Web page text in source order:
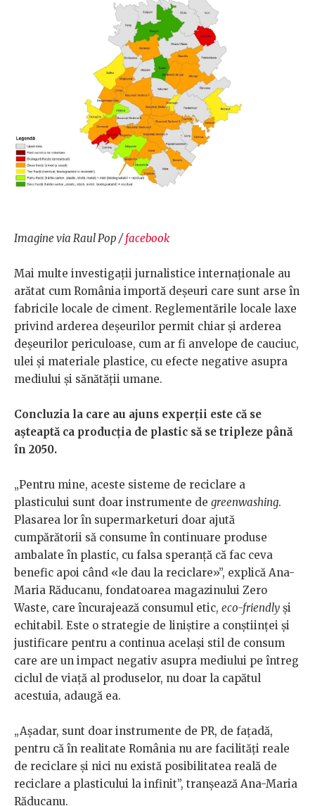
Imagine via Raul Pop /facebook
Mai multe investigații jurnalistice internaționale au
arătat cum România importă deșeuri care sunt arse în
fabricile locale de ciment. Reglementările locale laxe
privind arderea deșeurilor permit chiar și arderea
deșeurilor periculoase, cum ar fi anvelope de cauciuc,
ulei și materiale plastice, cu efecte negative asupra
mediului și sănătății umane.
Concluzia la care au ajuns experții este că se
așteaptă ca producția de plastic să se tripleze până
în 2050.
„Pentru mine, aceste sisteme de reciclare a
plasticului sunt doar instrumente de greenwashing.
Plasarea lor în supermarketuri doar ajută
cumpărătorii să consume în continuare produse
ambalate în plastic, cu falsa speranță că fac ceva
benefic apoi când «le dau la reciclare»”, explică Ana-
Maria Răducanu, fondatoarea magazinului Zero
Waste, care încurajează consumul etic, eco-friendly și
echitabil. Este o strategie de liniștire a conștiinței și
justificare pentru a continua același stil de consum
care are un impact negativ asupra mediului pe întreg
ciclul de viață al produselor, nu doar la capătul
acestuia, adaugă ea.
„Așadar, sunt doar instrumente de PR, de fațadă,
pentru că în realitate România nu are facilități reale
de reciclare și nici nu există posibilitatea reală de
reciclare a plasticului la infinit”, tranșează Ana-Maria
Răducanu.